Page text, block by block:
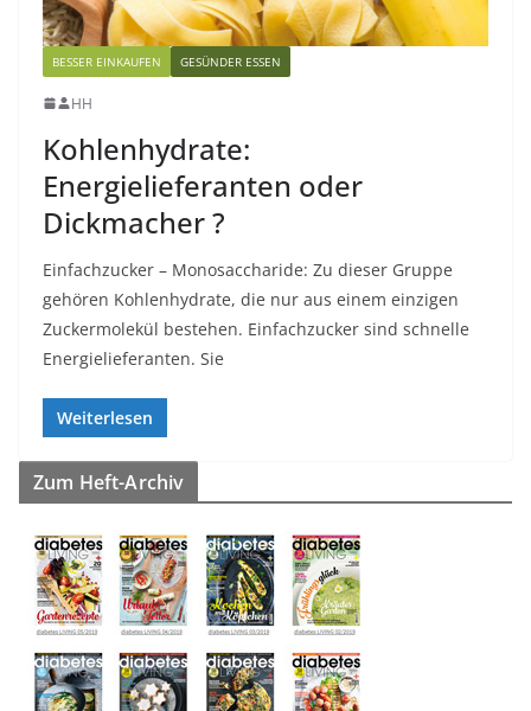
BESSER EINKAUFEN GESÜNDER ESSEN
HH
Kohlenhydrate:
Energielieferanten oder
Dickmacher ?
Einfachzucker – Monosaccharide: Zu dieser Gruppe
gehören Kohlenhydrate, die nur aus einem einzigen
Zuckermolekül bestehen. Einfachzucker sind schnelle
Energielieferanten. Sie
Weiterlesen
Zum Heft-Archiv